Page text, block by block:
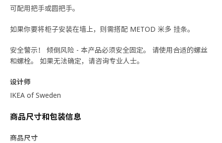
可配用把手或圆把手。
如果你要将柜子安装在墙上，则需搭配 METOD 米多 挂条。
安全警示！ 倾倒风险 - 本产品必须安全固定。 请使用合适的螺丝
和螺栓。 如果无法确定，请咨询专业人士。
设计师
IKEA of Sweden
商品尺寸和包装信息
商品尺寸